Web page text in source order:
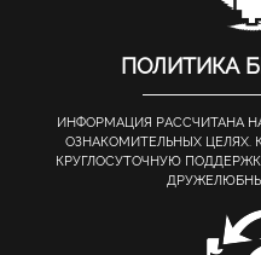
ПОЛИТИКА
ИНФОРМАЦИЯ РАССЧИТАНА
ОЗНАКОМИТЕЛЬНЫХ ЦЕЛЯХ.
КРУГЛОСУТОЧНУЮ